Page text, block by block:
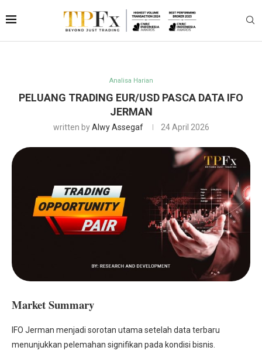
Analisa Harian
PELUANG TRADING EUR/USD PASCA DATA IFO
JERMAN
written byAlwy Assegaf 24 April 2026
Market Summary
IFO Jerman menjadi sorotan utama setelah data terbaru
menunjukkan pelemahan signifikan pada kondisi bisnis.